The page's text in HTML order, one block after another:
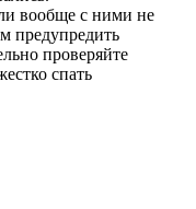
вообще с ними не
предупредить
проверяйте
спать